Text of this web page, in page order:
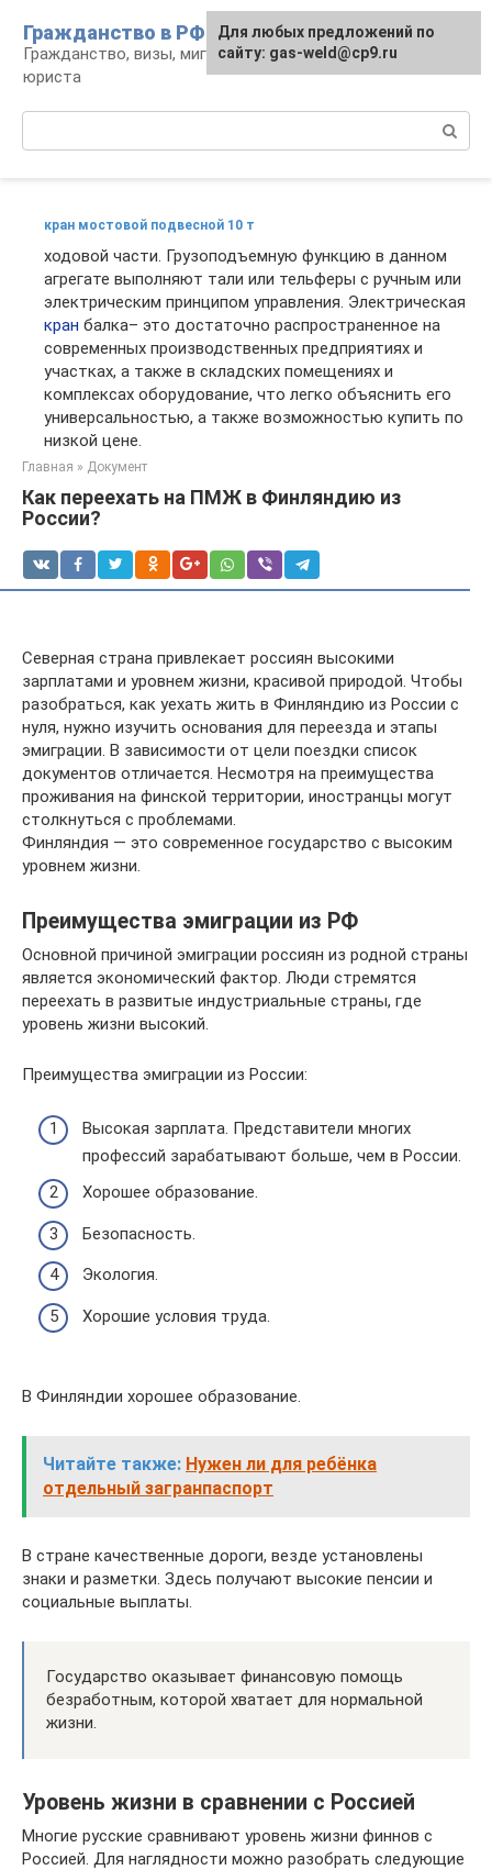
контенту
Гражданство в РФ
Гражданство, визы, миграция: консультации
юриста
кран мостовой подвесной 10 т
ходовой части. Грузоподъемную функцию в данном
агрегате выполняют тали или тельферы с ручным или
электрическим принципом управления. Электрическая
кран балка– это достаточно распространенное на
современных производственных предприятиях и
участках, а также в складских помещениях и
комплексах оборудование, что легко объяснить его
универсальностью, а также возможностью купить по
низкой цене.
Главная » Документ
Как переехать на ПМЖ в Финляндию из
России?
Северная страна привлекает россиян высокими
зарплатами и уровнем жизни, красивой природой. Чтобы
разобраться, как уехать жить в Финляндию из России с
нуля, нужно изучить основания для переезда и этапы
эмиграции. В зависимости от цели поездки список
документов отличается. Несмотря на преимущества
проживания на финской территории, иностранцы могут
столкнуться с проблемами.
Финляндия — это современное государство с высоким
уровнем жизни.
Преимущества эмиграции из РФ
Основной причиной эмиграции россиян из родной страны
является экономический фактор. Люди стремятся
переехать в развитые индустриальные страны, где
уровень жизни высокий.
Преимущества эмиграции из России:
Высокая зарплата. Представители многих
профессий зарабатывают больше, чем в России.
Хорошее образование.
Безопасность.
Экология.
Хорошие условия труда.
В Финляндии хорошее образование.
Читайте также: Нужен ли для ребёнка
отдельный загранпаспорт
В стране качественные дороги, везде установлены
знаки и разметки. Здесь получают высокие пенсии и
социальные выплаты.
Государство оказывает финансовую помощь
безработным, которой хватает для нормальной
жизни.
Уровень жизни в сравнении с Россией
Многие русские сравнивают уровень жизни финнов с
Россией. Для наглядности можно разобрать следующие
Для любых предложений по
сайту: gas-weld@cp9.ru